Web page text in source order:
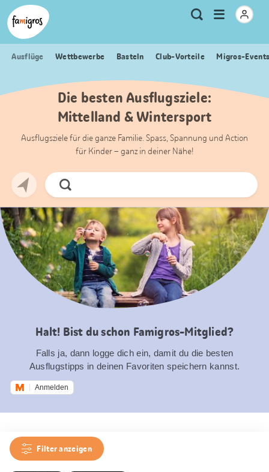
Sprungmarken
Navigation
Header
Logo
Meta
Navigation
Suche
Menu
öffnen
Ausflüge Wettbewerbe Basteln Club-Vorteile Migros-
Die besten Ausflugsziele:
Mittelland & Wintersport
Ausflugsziele für die ganze Familie. Spass, Spannung und Action
für Kinder – ganz in deiner Nähe!
Jetzt
Suchen
Halt! Bist du schon Famigros-Mitglied?
Falls ja, dann logge dich ein, damit du die besten
Ausflugstipps in deinen Favoriten speichern kannst.
Anmelden
Filter anzeigen